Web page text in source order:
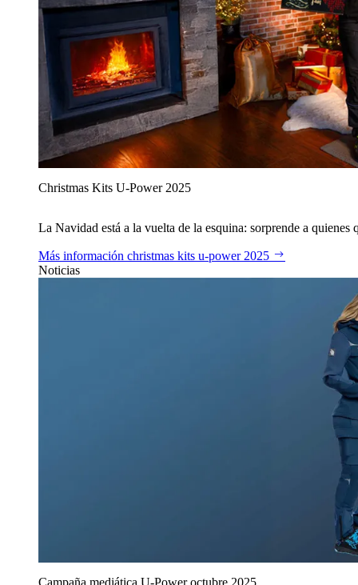
Christmas Kits U‑Power 2025
La Navidad está a la vuelta de la esquina: sorprende a
Más información christmas kits u‑power 2025
Noticias
Campaña mediática U‑Power octubre 2025